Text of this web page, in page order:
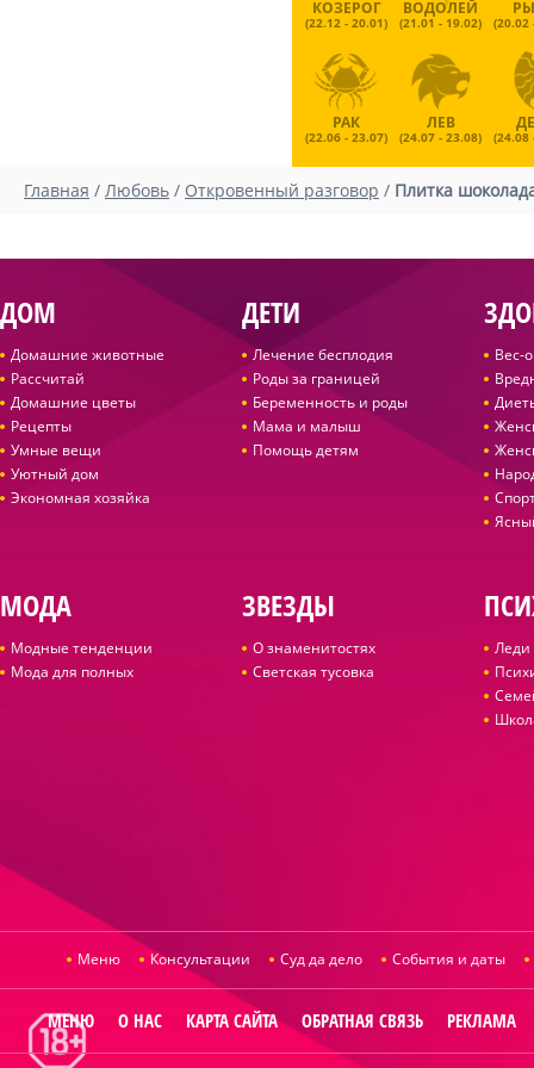
КОЗЕРОГ
(22.12 - 20.01)
ВОДОЛЕЙ
(21.01 - 19.02) (20.02
РАК
(22.06 - 23.07)
ЛЕВ
(24.07 - 23.08) (24.08
Главная / Любовь / Откровенный разговор / Плитка
ДОМ
Домашние животные
Рассчитай
Домашние цветы
Рецепты
Умные вещи
Уютный дом
Экономная хозяйка
ДЕТИ
Лечение бесплодия
Роды за границей
Беременность и роды
Мама и малыш
Помощь детям
Вес-
МОДА
Модные тенденции
Мода для полных
ЗВЕЗДЫ
О знаменитостях
Светская тусовка
Леди
Меню Консультации Суд да дело События и даты
МЕНЮ О НАС КАРТА САЙТА ОБРАТНАЯ СВЯЗЬ РЕКЛАМА